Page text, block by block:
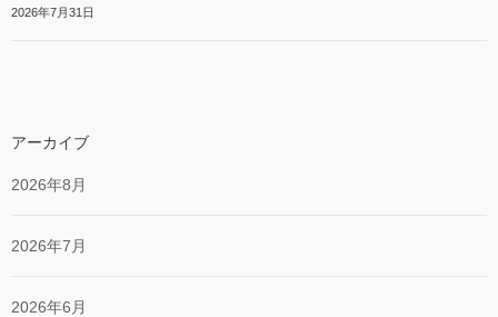
2026年7月31日
アーカイブ
2026年8月
2026年7月
2026年6月